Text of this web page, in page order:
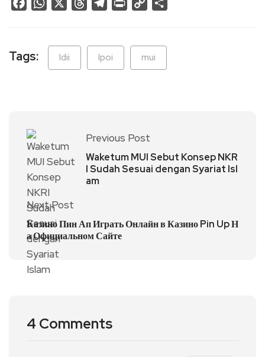
FacebookWhatsApp ThreadsTelegram
Print
Copy
Tags: ldii lpoi mui
Previous Post
Waketum MUI Sebut Konsep NKR
I Sudah Sesuai dengan Syariat Isl
am
Next Post
Казино Пин Ап Играть Онлайн в Казино Pin Up Н
а Официальном Сайте
4 Comments